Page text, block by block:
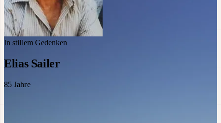
In stillem Gedenken
Elias Sailer
85 Jahre